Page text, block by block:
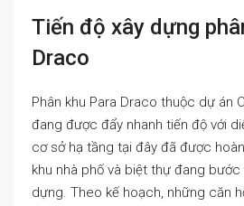
Tiến độ xây dựng
Draco
Phân khu Para Draco thuộc dự án
đang được đẩy nhanh tiến độ với
cơ sở hạ tầng tại đây đã được
khu nhà phố và biệt thự đang
dựng. Theo kế hoạch, những căn